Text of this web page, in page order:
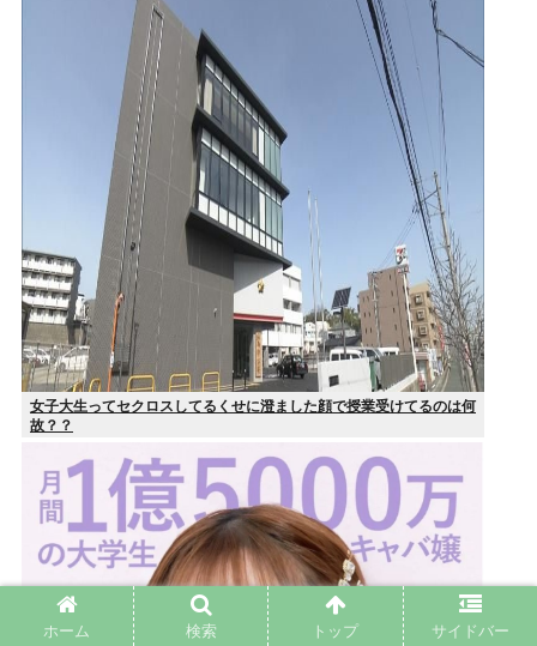
女子大生ってセクロスしてるくせに澄ました顔で授業受けてるのは何
故？？
ホーム 検索 トップ サイドバー